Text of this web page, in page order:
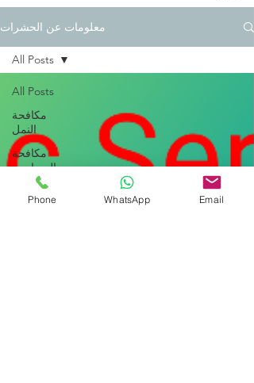
معلومات عن الحشرات
All Posts
مكافحة
النمل
مكافحة
الصراصير
مكافحة
القوارض
All Posts
Phone WhatsApp Email